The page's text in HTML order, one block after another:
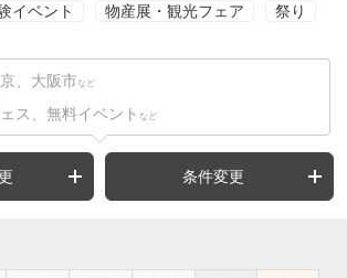
イベント 物産展・観光フェア 祭り
、大阪市 など
ス、無料イベント など
条件変更